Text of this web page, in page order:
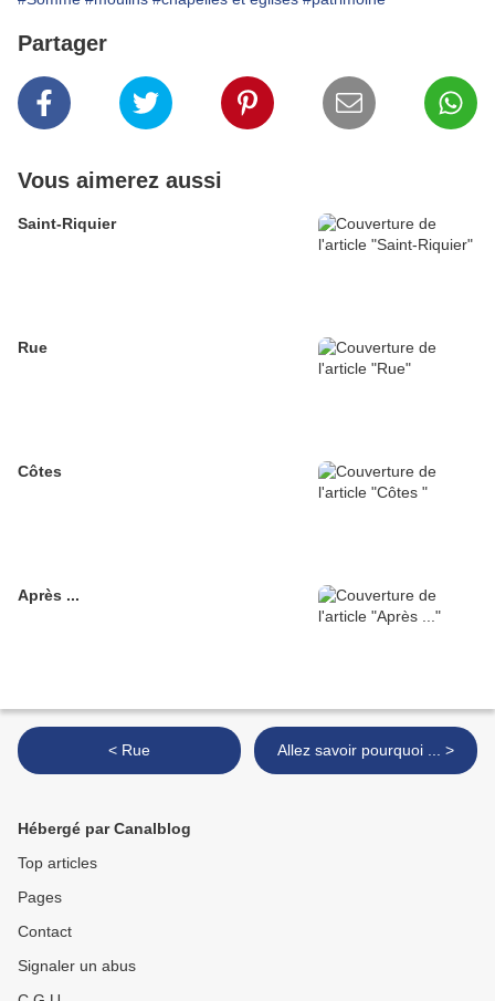
Partager
Vous aimerez aussi
Saint-Riquier
Rue
Côtes
Après ...
< Rue Allez savoir pourquoi ... >
Hébergé par Canalblog
Top articles
Pages
Contact
Signaler un abus